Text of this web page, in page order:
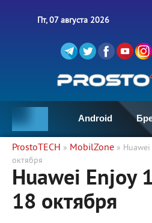
Пт, 07 августа 2026
Android
ProstoTECH » MobilZone »
октября
Huawei Enjoy
18 октября